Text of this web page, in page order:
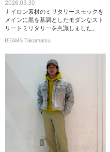
2026.03.30
ナイロン素材のミリタリースモックを
メインに黒を基調としたモダンなスト
リートミリタリーを意識しました。 ...
BEAMS Takamatsu